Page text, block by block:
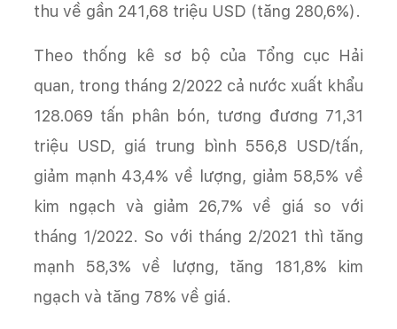
thu về gần 241,68 triệu USD (tăng 280,6%).
Theo thống kê sơ bộ của Tổng cục Hải
quan, trong tháng 2/2022 cả nước xuất khẩu
128.069 tấn phân bón, tương đương 71,31
triệu USD, giá trung bình 556,8 USD/tấn,
giảm mạnh 43,4% về lượng, giảm 58,5% về
kim ngạch và giảm 26,7% về giá so với
tháng 1/2022. So với tháng 2/2021 thì tăng
mạnh 58,3% về lượng, tăng 181,8% kim
ngạch và tăng 78% về giá.